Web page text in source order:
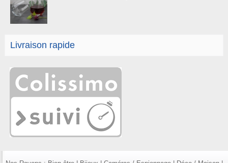
Livraison rapide